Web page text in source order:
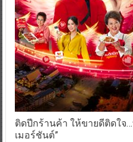
ติดปีกร้านค้า ให้ขายดีติดใจ
เมอร์ชันต์”